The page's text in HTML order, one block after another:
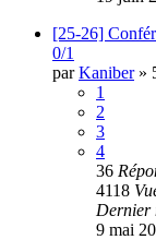
[25-26]
0/1
parKaniber»
1
2
3
4
36
4118
Dernier
9 mai